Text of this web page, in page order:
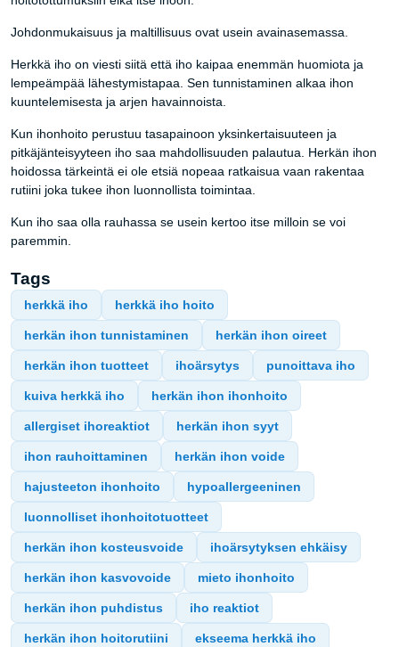
Johdonmukaisuus ja maltillisuus ovat usein avainasemassa.
Herkkä iho on viesti siitä että iho kaipaa enemmän huomiota ja
lempeämpää lähestymistapaa. Sen tunnistaminen alkaa ihon
kuuntelemisesta ja arjen havainnoista.
Kun ihonhoito perustuu tasapainoon yksinkertaisuuteen ja
pitkäjänteisyyteen iho saa mahdollisuuden palautua. Herkän ihon
hoidossa tärkeintä ei ole etsiä nopeaa ratkaisua vaan rakentaa
rutiini joka tukee ihon luonnollista toimintaa.
Kun iho saa olla rauhassa se usein kertoo itse milloin se voi
paremmin.
Tags
herkkä iho herkkä iho hoito
herkän ihon tunnistaminen herkän ihon oireet
herkän ihon tuotteet ihoärsytys punoittava iho
kuiva herkkä iho herkän ihon ihonhoito
allergiset ihoreaktiot herkän ihon syyt
ihon rauhoittaminen herkän ihon voide
hajusteeton ihonhoito hypoallergeeninen
luonnolliset ihonhoitotuotteet
herkän ihon kosteusvoide ihoärsytyksen ehkäisy
herkän ihon kasvovoide mieto ihonhoito
herkän ihon puhdistus iho reaktiot
herkän ihon hoitorutiini ekseema herkkä iho